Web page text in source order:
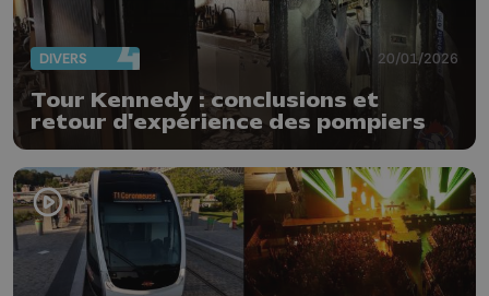
DIVERS 20/01/2026
Tour Kennedy : conclusions et
retour d'expérience des pompiers